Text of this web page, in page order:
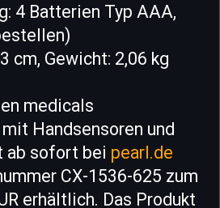
4 Batterien Typ AAA,
cm, Gewicht: 2,06 kg
medicals
Handsensoren und
ab sofort bei pearl.de
CX-1536-625 zum
erhältlich. Das Produkt